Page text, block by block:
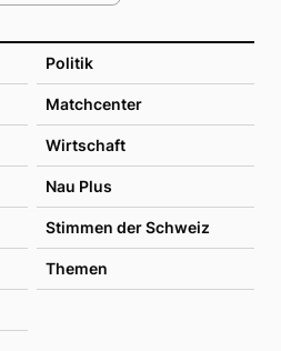
Politik
Matchcenter
Wirtschaft
Nau Plus
Stimmen der Schweiz
Themen